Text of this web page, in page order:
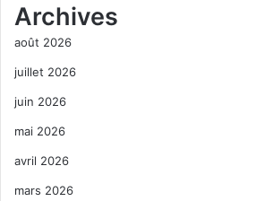
Archives
août 2026
juillet 2026
juin 2026
mai 2026
avril 2026
mars 2026